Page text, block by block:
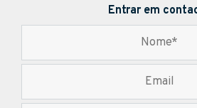
Entrar em